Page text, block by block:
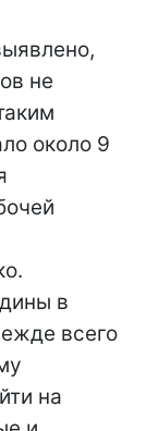
не
около 9
в
всего
на